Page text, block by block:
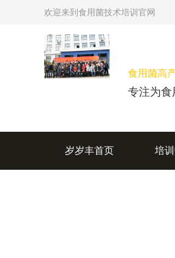
欢迎来到食用菌技术培训官网
食用菌高
专注为食
岁岁丰首页 培